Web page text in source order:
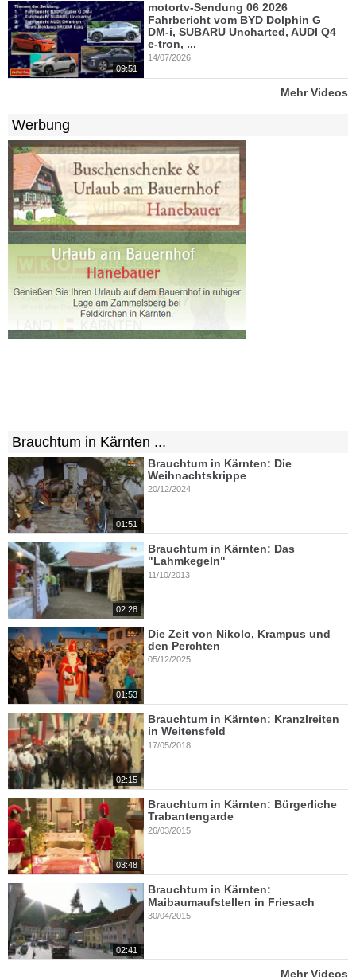
09:51
motortv-Sendung 06 2026
Fahrbericht vom BYD Dolphin G
DM-i, SUBARU Uncharted, AUDI Q4
e-tron, ...
14/07/2026
Mehr Videos
Werbung
Brauchtum in Kärnten ...
01:51
Brauchtum in Kärnten: Die
Weihnachtskrippe
20/12/2024
02:28
Brauchtum in Kärnten: Das
"Lahmkegeln"
11/10/2013
01:53
Die Zeit von Nikolo, Krampus und
den Perchten
05/12/2025
02:15
Brauchtum in Kärnten: Kranzlreiten
in Weitensfeld
17/05/2018
03:48
Brauchtum in Kärnten: Bürgerliche
Trabantengarde
26/03/2015
02:41
Brauchtum in Kärnten:
Maibaumaufstellen in Friesach
30/04/2015
Mehr Videos